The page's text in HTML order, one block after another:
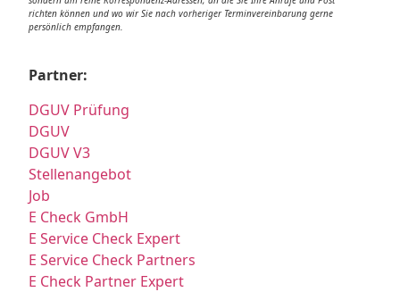
richten können und wo wir Sie nach vorheriger Terminvereinbarung gerne
persönlich empfangen.
Partner:
DGUV Prüfung
DGUV
DGUV V3
Stellenangebot
Job
E Check GmbH
E Service Check Expert
E Service Check Partners
E Check Partner Expert